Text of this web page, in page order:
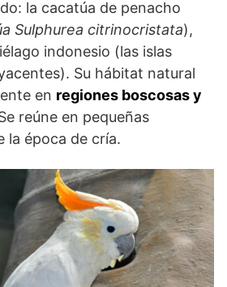
la cacatúa de penacho
Sulphurea citrinocristata),
indonesio (las islas
Su hábitat natural
en regiones boscosas y
reúne en pequeñas
la época de cría.